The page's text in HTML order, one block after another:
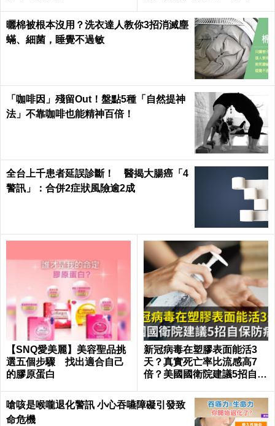
曬棉被根本沒用？洗衣達人教你3招消滅塵
蟎、細菌，睡覺不過敏
「咖啡因」殘留Out！盤點5種「自然提神
法」不靠咖啡也能精神百倍！
全台上千患者延誤診斷！ 醫揭大腸癌「4
警訊」：合併2症狀風險逾2成
【SNQ愛美麗】美容聖品挑
選五個步驟 找出適合自己
的膠原蛋白
新冠病毒在塑膠表面能活3
天？真實死亡率比流感高7
倍？美國國衛院建議5招自保
嗆咳是喉嚨退化警訊 小心吞嚥障礙引發致
命危機